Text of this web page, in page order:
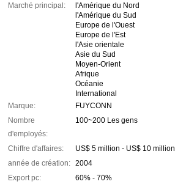
Marché principal:
l'Amérique du Nord
l'Amérique du Sud
Europe de l'Ouest
Europe de l'Est
l'Asie orientale
Asie du Sud
Moyen-Orient
Afrique
Océanie
International
Marque:
FUYCONN
Nombre
d'employés:
100~200 Les gens
Chiffre d'affaires:
US$ 5 million - US$ 10 million
année de création: 2004
Export pc:
60% - 70%